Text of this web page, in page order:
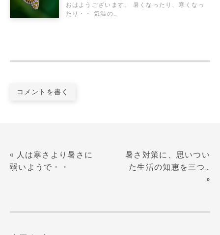
おはようございます。 暑くなったり、寒くなっ
たり・・ 気温の…
コメントを書く
« 人は寒さより暑さに
弱いようで・・
暑さ対策に、思いつい
た生活の知恵を三つ…
»